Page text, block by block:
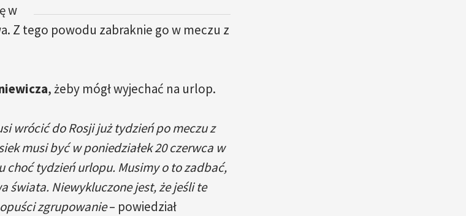
w
Z tego powodu zabraknie go w meczu z
, żeby mógł wyjechać na urlop.
wrócić do Rosji już tydzień po meczu z
musi być w poniedziałek 20 czerwca w
choć tydzień urlopu. Musimy o to zadbać,
świata. Niewykluczone jest, że jeśli te
zgrupowanie– powiedział